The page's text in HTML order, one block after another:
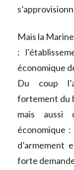
Mais la
:
économique
Du coup
fortement du
mais aussi
économique
d’armement
forte